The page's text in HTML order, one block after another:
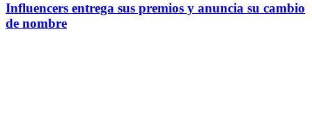
Influencers entrega sus premios y anuncia su cambio
de nombre